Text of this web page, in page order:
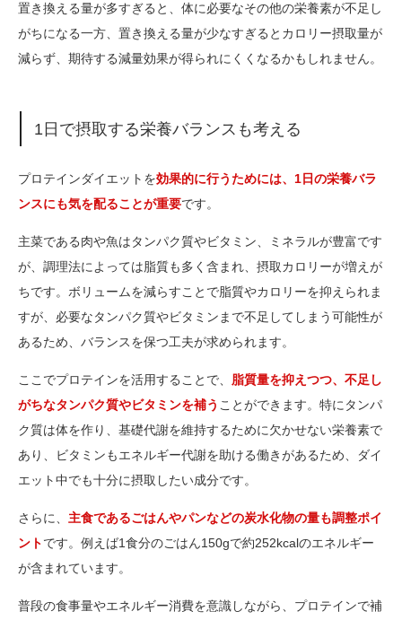
置き換える量が多すぎると、体に必要なその他の栄養素が不足し
がちになる一方、置き換える量が少なすぎるとカロリー摂取量が
減らず、期待する減量効果が得られにくくなるかもしれません。
1日で摂取する栄養バランスも考える
プロテインダイエットを効果的に行うためには、1日の栄養バラ
ンスにも気を配ることが重要です。
主菜である肉や魚はタンパク質やビタミン、ミネラルが豊富です
が、調理法によっては脂質も多く含まれ、摂取カロリーが増えが
ちです。ボリュームを減らすことで脂質やカロリーを抑えられま
すが、必要なタンパク質やビタミンまで不足してしまう可能性が
あるため、バランスを保つ工夫が求められます。
ここでプロテインを活用することで、 脂質量を抑えつつ、不足し
がちなタンパク質やビタミンを補う ことができます。特にタンパ
ク質は体を作り、基礎代謝を維持するために欠かせない栄養素で
あり、ビタミンもエネルギー代謝を助ける働きがあるため、ダイ
エット中でも十分に摂取したい成分です。
さらに、 主食であるごはんやパンなどの炭水化物の量も調整ポイ
ントです。例えば1食分のごはん150gで約252kcalのエネルギー
が含まれています。
普段の食事量やエネルギー消費を意識しながら、プロテインで補